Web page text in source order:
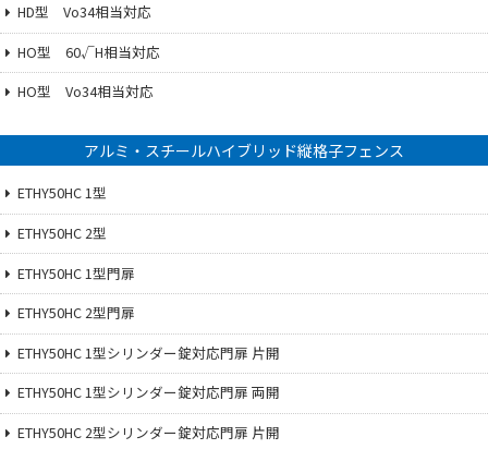
HD型 Vo34相当対応
HO型 60√H相当対応
HO型 Vo34相当対応
アルミ・スチールハイブリッド縦格子フェンス
ETHY50HC 1型
ETHY50HC 2型
ETHY50HC 1型門扉
ETHY50HC 2型門扉
ETHY50HC 1型シリンダー錠対応門扉 片開
ETHY50HC 1型シリンダー錠対応門扉 両開
ETHY50HC 2型シリンダー錠対応門扉 片開